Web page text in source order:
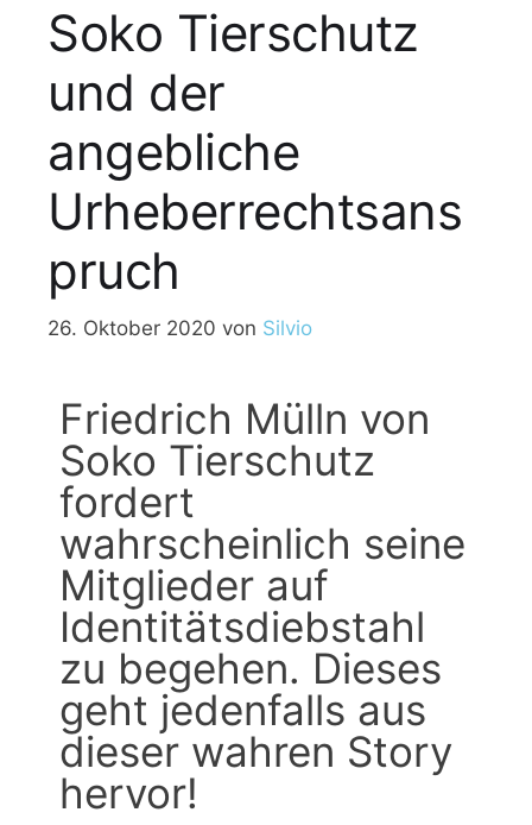
Soko Tierschutz
und der
angebliche
Urheberrechtsans
pruch
26. Oktober 2020 von Silvio
Friedrich Mülln von
Soko Tierschutz
fordert
wahrscheinlich seine
Mitglieder auf
Identitätsdiebstahl
zu begehen. Dieses
geht jedenfalls aus
dieser wahren Story
hervor!